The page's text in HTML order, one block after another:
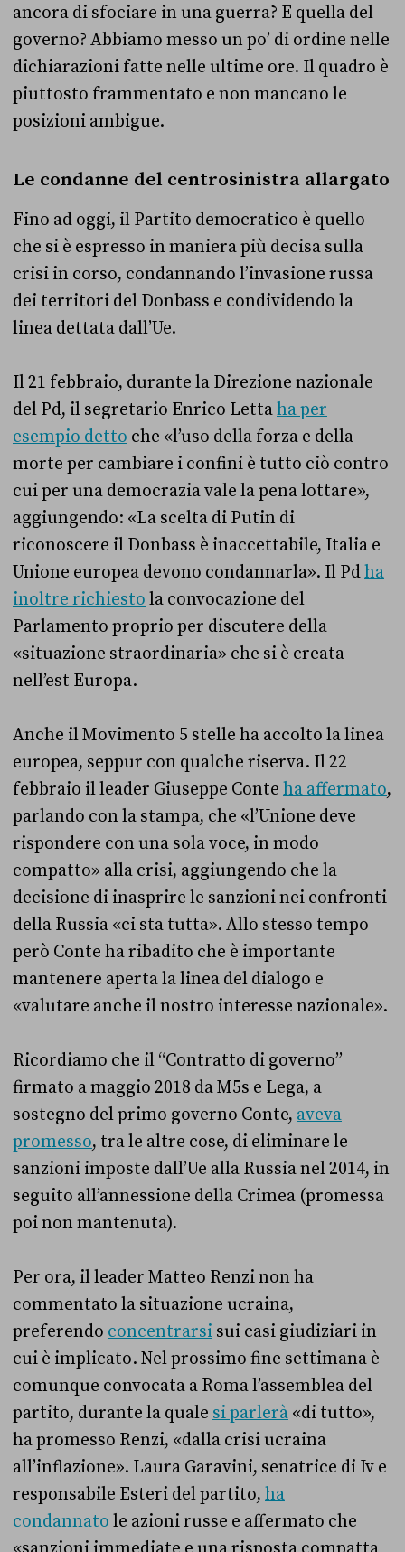
ancora di sfociare in una guerra? E quella del
governo? Abbiamo messo un po’ di ordine nelle
dichiarazioni fatte nelle ultime ore. Il quadro è
piuttosto frammentato e non mancano le
posizioni ambigue.
Le condanne del centrosinistra allargato
Fino ad oggi, il Partito democratico è quello
che si è espresso in maniera più decisa sulla
crisi in corso, condannando l’invasione russa
dei territori del Donbass e condividendo la
linea dettata dall’Ue.
Il 21 febbraio, durante la Direzione nazionale
del Pd, il segretario Enrico Lettaha per
esempio detto che «l’uso della forza e della
morte per cambiare i confini è tutto ciò contro
cui per una democrazia vale la pena lottare»,
aggiungendo: «La scelta di Putin di
riconoscere il Donbass è inaccettabile, Italia e
Unione europea devono condannarla». Il Pdha
inoltre richiesto la convocazione del
Parlamento proprio per discutere della
«situazione straordinaria» che si è creata
nell’est Europa.
Anche il Movimento 5 stelle ha accolto la linea
europea, seppur con qualche riserva. Il 22
febbraio il leader Giuseppe Conte ha affermato,
parlando con la stampa, che «l’Unione deve
rispondere con una sola voce, in modo
compatto» alla crisi, aggiungendo che la
decisione di inasprire le sanzioni nei confronti
della Russia «ci sta tutta». Allo stesso tempo
però Conte ha ribadito che è importante
mantenere aperta la linea del dialogo e
«valutare anche il nostro interesse nazionale».
Ricordiamo che il “Contratto di governo”
firmato a maggio 2018 da M5s e Lega, a
sostegno del primo governo Conte, aveva
promesso, tra le altre cose, di eliminare le
sanzioni imposte dall’Ue alla Russia nel 2014, in
seguito all’annessione della Crimea (promessa
poi non mantenuta).
Per ora, il leader Matteo Renzi non ha
commentato la situazione ucraina,
preferendo concentrarsi sui casi giudiziari in
cui è implicato. Nel prossimo fine settimana è
comunque convocata a Roma l’assemblea del
partito, durante la quale si parlerà «di tutto»,
ha promesso Renzi, «dalla crisi ucraina
all’inflazione». Laura Garavini, senatrice di Iv e
responsabile Esteri del partito, ha
condannato le azioni russe e affermato che